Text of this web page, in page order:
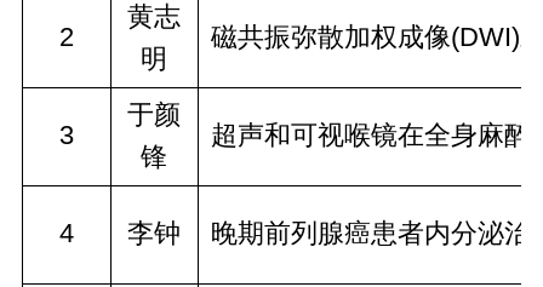
2
黄志
明
磁共振弥散加权成像(DWI)
3
于颜
锋
超声和可视喉镜在全身麻
4 李钟 晚期前列腺癌患者内分泌